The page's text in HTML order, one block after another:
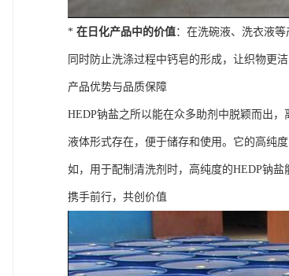
* 在日化产品中的价值：在洗碗液、洗衣液
同时防止洗涤过程中钙皂的形成，让织物更洁
产品优势与品质保障
HEDP钠盐之所以能在众多助剂中脱颖而出
液体形式存在，便于储存和使用。它的高纯
如，用于配制清洗剂时，高纯度的HEDP钠
携手前行，共创价值